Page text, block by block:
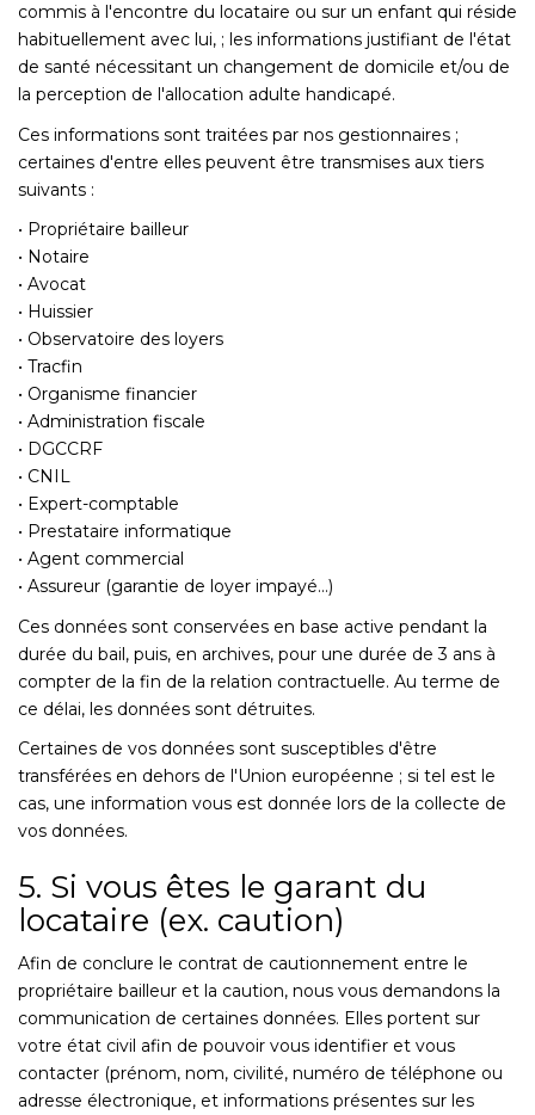
commis à l'encontre du locataire ou sur un enfant qui réside
habituellement avec lui, ; les informations justifiant de l'état
de santé nécessitant un changement de domicile et/ou de
la perception de l'allocation adulte handicapé.
Ces informations sont traitées par nos gestionnaires ;
certaines d'entre elles peuvent être transmises aux tiers
suivants :
• Propriétaire bailleur
• Notaire
• Avocat
• Huissier
• Observatoire des loyers
• Tracfin
• Organisme financier
• Administration fiscale
• DGCCRF
• CNIL
• Expert-comptable
• Prestataire informatique
• Agent commercial
• Assureur (garantie de loyer impayé...)
Ces données sont conservées en base active pendant la
durée du bail, puis, en archives, pour une durée de 3 ans à
compter de la fin de la relation contractuelle. Au terme de
ce délai, les données sont détruites.
Certaines de vos données sont susceptibles d'être
transférées en dehors de l'Union européenne ; si tel est le
cas, une information vous est donnée lors de la collecte de
vos données.
5. Si vous êtes le garant du
locataire (ex. caution)
Afin de conclure le contrat de cautionnement entre le
propriétaire bailleur et la caution, nous vous demandons la
communication de certaines données. Elles portent sur
votre état civil afin de pouvoir vous identifier et vous
contacter (prénom, nom, civilité, numéro de téléphone ou
adresse électronique, et informations présentes sur les